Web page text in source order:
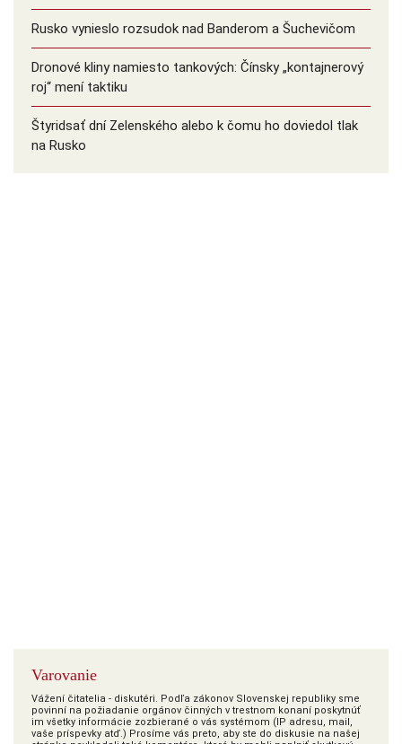
Rusko vynieslo rozsudok nad Banderom a Šuchevičom
Dronové kliny namiesto tankových: Čínsky ️„kontajnerový
roj“ mení taktiku
Štyridsať dní Zelenského alebo k čomu ho doviedol tlak
na Rusko
Varovanie
Vážení čitatelia - diskutéri. Podľa zákonov Slovenskej republiky sme
povinní na požiadanie orgánov činných v trestnom konaní poskytnúť
im všetky informácie zozbierané o vás systémom (IP adresu, mail,
vaše príspevky atď.) Prosíme vás preto, aby ste do diskusie na našej